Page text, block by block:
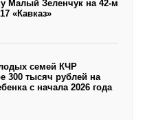
Малый Зеленчук на 42-м
«Кавказ»
семей КЧР
300 тысяч рублей на
с начала 2026 года